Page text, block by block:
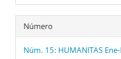
Número
Núm. 15: HUMANITAS